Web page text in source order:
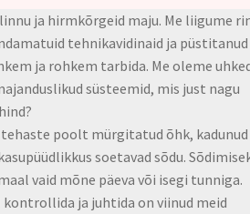
ja hirmkõrgeid maju. Me liigume
tehnikavidinaid ja püstitanud
ja rohkem tarbida. Me oleme
süsteemid, mis just nagu
poolt mürgitatud õhk, kadunud
soetavad sõdu.
vaid mõne päeva või isegi tunniga.
kontrollida ja juhtida on viinud meid